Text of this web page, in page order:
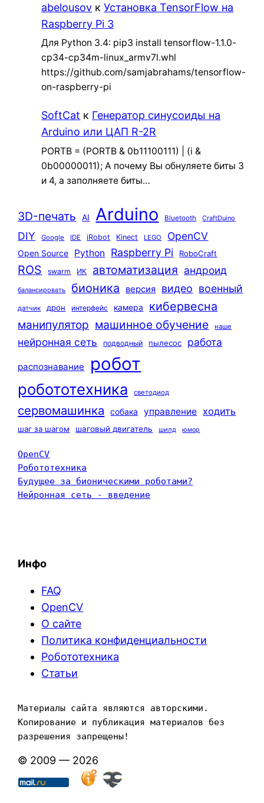
abelousov кУстановка TensorFlow на
Raspberry Pi 3
Для Python 3.4: pip3 install tensorflow-1.1.0-
cp34-cp34m-linux_armv7l.whl
https://github.com/samjabrahams/tensorflow-
on-raspberry-pi
SoftCat к Генератор синусоиды на
Arduino или ЦАП R-2R
PORTB = (PORTB & 0b11100111) | (i &
0b00000011); А почему Вы обнуляете биты 3
и 4, а заполняете биты…
3D-печать AI Arduino Bluetooth CraftDuino
DIY Google IDE iRobot Kinect LEGO OpenCV
Open Source Python Raspberry Pi RoboCraft
ROS swarm ИК автоматизация андроид
балансировать бионика версия видео военный
датчик дрон интерфейс камера кибервесна
манипулятор машинное обучение наше
нейронная сеть подводный пылесос работа
распознавание робот
робототехника светодиод
сервомашинка собака управление ходить
шаг за шагом шаговый двигатель шилд юмор
OpenCV
Робототехника
Будущее за бионическими роботами?
Нейронная сеть - введение
Инфо
FAQ
OpenCV
О сайте
Политика конфиденциальности
Робототехника
Статьи
Материалы сайта являются авторскими.
Копирование и публикация материалов без
разрешения запрещены!
© 2009 — 2026